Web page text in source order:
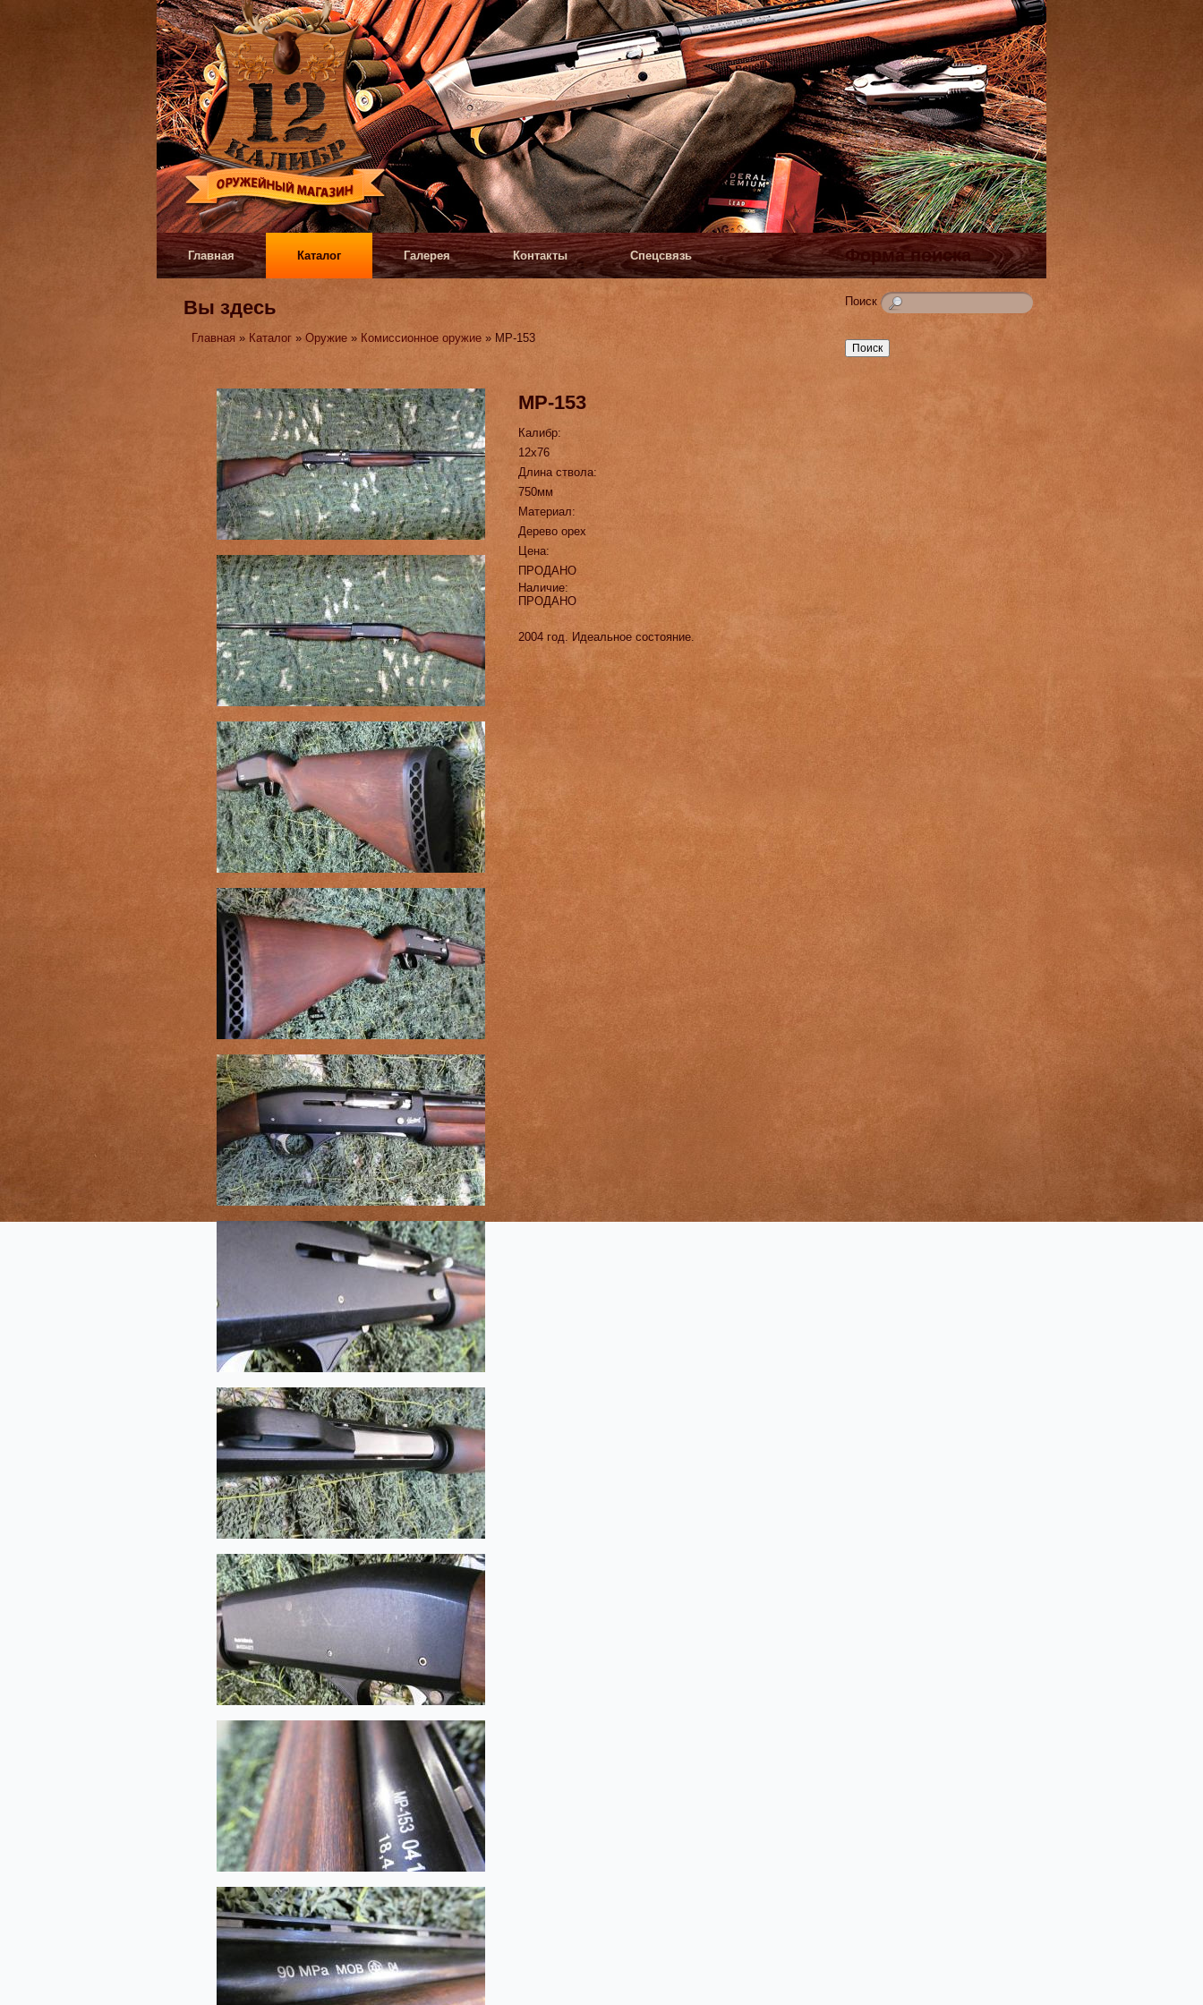
Форма поиска
Поиск
Главная Каталог Галерея Контакты Спецсвязь
Вы здесь
Главная » Каталог »Оружие » Комиссионное оружие » МР-153
МР-153
Калибр:
12х76
Длина ствола:
750мм
Материал:
Дерево орех
Цена:
ПРОДАНО
Наличие:
ПРОДАНО
2004 год. Идеальное состояние.